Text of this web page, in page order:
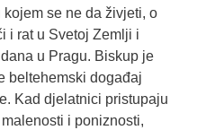
se ne da živjeti, o
i rat u Svetoj Zemlji i
u Pragu. Biskup je
beltehemski događaj
Kad djelatnici pristupaju
i poniznosti,